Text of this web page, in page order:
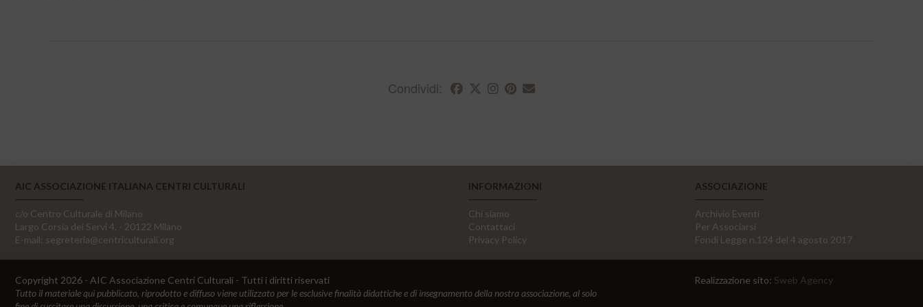
Condividi:
AIC ASSOCIAZIONE ITALIANA CENTRI CULTURALI
c/o Centro Culturale di Milano
Largo Corsia dei Servi 4, - 20122 Milano
E-mail: segreteria@centriculturali.org
INFORMAZIONI
Chi siamo
Contattaci
Privacy Policy
ASSOCIAZIONE
Archivio Eventi
Per Associarsi
Fondi Legge n.124 del 4 agosto 2017
Copyright 2026 - AIC Associazione Centri Culturali - Tutti i diritti riservati
Tutto il materiale qui pubblicato, riprodotto e diffuso viene utilizzato per le esclusive finalità didattiche e di insegnamento della nostra associazione, al solo
Realizzazione sito: Sweb Agency